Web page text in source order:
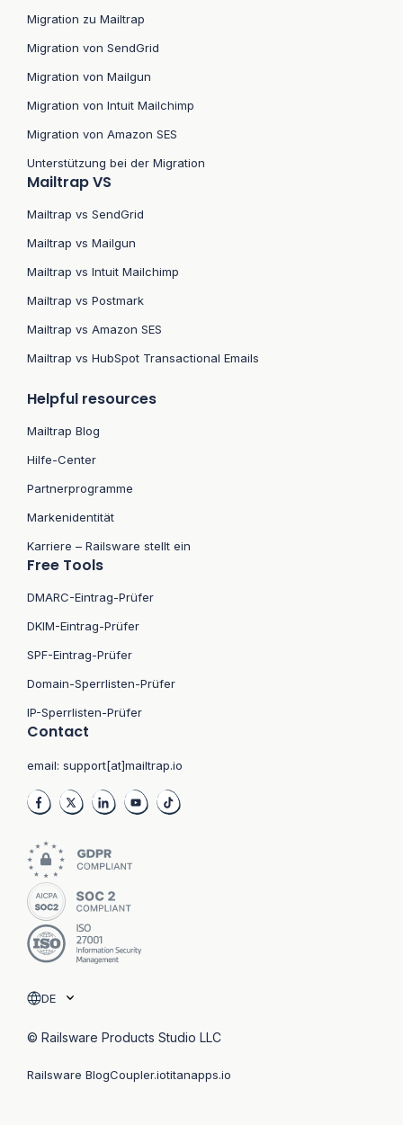
Migration zu Mailtrap
Migration von SendGrid
Migration von Mailgun
Migration von Intuit Mailchimp
Migration von Amazon SES
Unterstützung bei der Migration
Mailtrap VS
Mailtrap vs SendGrid
Mailtrap vs Mailgun
Mailtrap vs Intuit Mailchimp
Mailtrap vs Postmark
Mailtrap vs Amazon SES
Mailtrap vs HubSpot Transactional Emails
Helpful resources
Mailtrap Blog
Hilfe-Center
Partnerprogramme
Markenidentität
Karriere – Railsware stellt ein
Free Tools
DMARC-Eintrag-Prüfer
DKIM-Eintrag-Prüfer
SPF-Eintrag-Prüfer
Domain-Sperrlisten-Prüfer
IP-Sperrlisten-Prüfer
Contact
email: support[at]mailtrap.io
DE
Railsware BlogCoupler.iotitanapps.io
© Railsware Products Studio LLC